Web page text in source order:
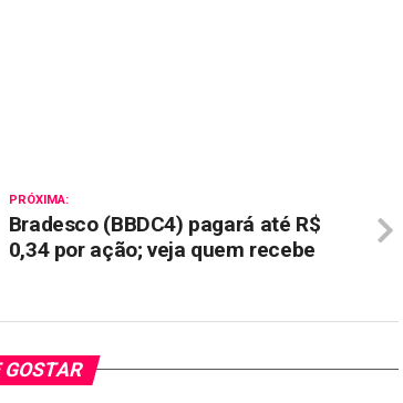
PRÓXIMA:
Bradesco (BBDC4) pagará até R$
0,34 por ação; veja quem recebe
GOSTAR